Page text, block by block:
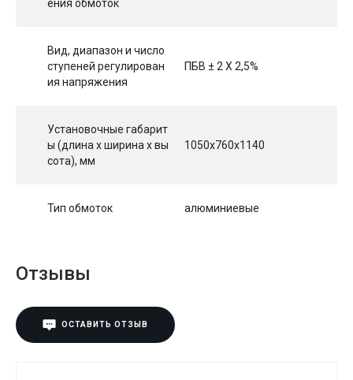
ения обмоток
Вид, диапазон и число
ступеней регулирован
ия напряжения
ПБВ ± 2 Х 2,5%
Установочные габарит
ы (длина х ширина х вы
сота), мм
1050х760х1140
Тип обмоток алюминиевые
Отзывы
ОСТАВИТЬ ОТЗЫВ